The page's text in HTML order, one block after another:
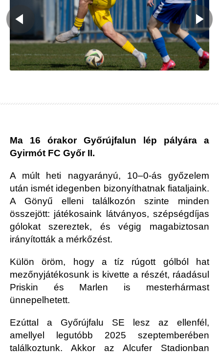
Ma 16 órakor Győrújfalun lép pályára a
Gyirmót FC Győr II.
A múlt heti nagyarányú, 10–0-ás győzelem
után ismét idegenben bizonyíthatnak fiataljaink.
A Gönyű elleni találkozón szinte minden
összejött: játékosaink látványos, szépségdíjas
gólokat szereztek, és végig magabiztosan
irányították a mérkőzést.
Külön öröm, hogy a tíz rúgott gólból hat
mezőnyjátékosunk is kivette a részét, ráadásul
Priskin és Marlen is mesterhármast
ünnepelhetett.
Ezúttal a Győrújfalu SE lesz az ellenfél,
amellyel legutóbb 2025 szeptemberében
találkoztunk. Akkor az Alcufer Stadionban